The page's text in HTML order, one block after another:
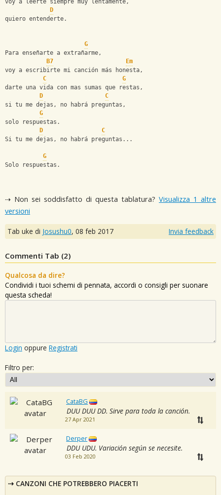
voy a leerte siempre muy lentamente,
D
quiero entenderte.
G
Para enseñarte a extrañarme,
B7
Em
voy a escribirte mi canción más honesta,
C
G
darte una vida con mas sumas que restas,
D
C
si tu me dejas, no habrá preguntas,
G
solo respuestas.
D
C
Si tu me dejas, no habrá preguntas...
G
Solo respuestas.
⇢ Non sei soddisfatto di questa tablatura? Visualizza 1 altre
versioni
Tab uke di Josushu0, 08 feb 2017 Invia feedback
Commenti Tab (2)
Qualcosa da dire?
Condividi i tuoi schemi di pennata, accordi o consigli per suonare
questa scheda!
Login oppure Registrati
Filtro per:
CataBG
DUU DUU DD. Sirve para toda la canción.
27 Apr 2021
Derper
DDU UDU. Variación según se necesite.
03 Feb 2020
CANZONI CHE POTREBBERO PIACERTI